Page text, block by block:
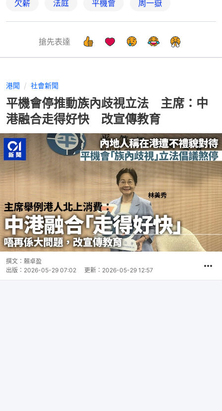
欠薪 法庭 平機會 周一嶽
搶先表達
港聞 社會新聞
平機會停推動族內歧視立法 主席：中
港融合走得好快 改宣傳教育
撰文： 賴卓盈
出版： 2026-05-29 07:02 更新： 2026-05-29 12:57